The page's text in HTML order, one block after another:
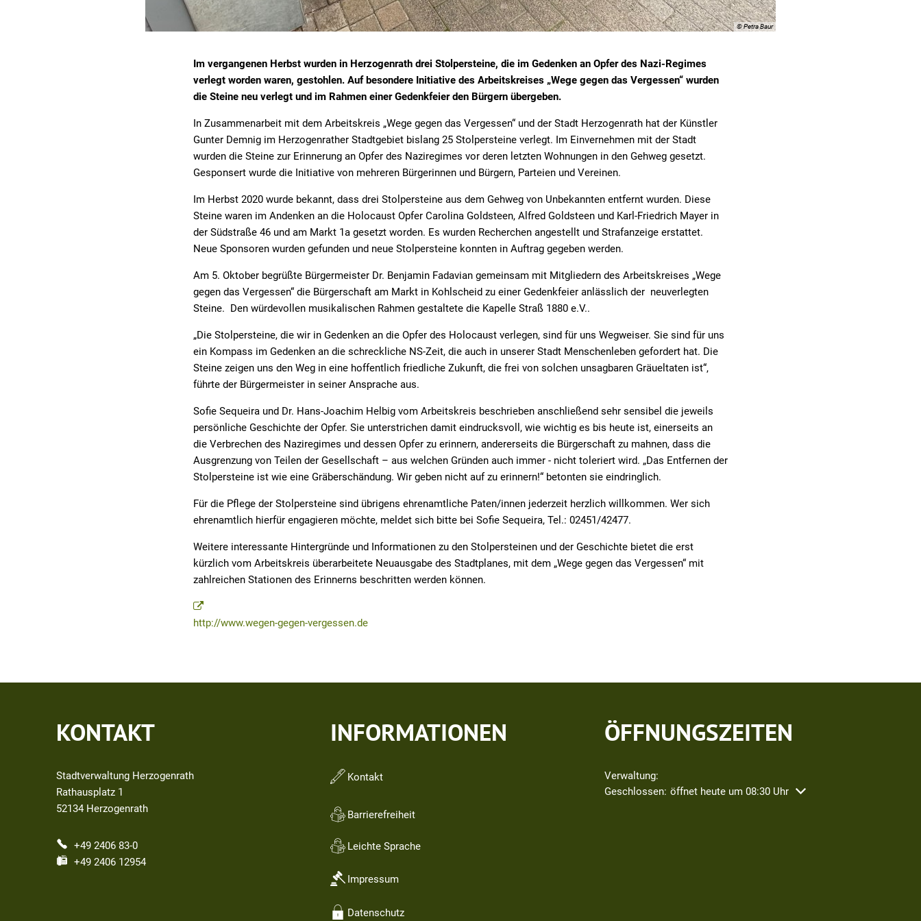
© Petra Baur
Im vergangenen Herbst wurden in Herzogenrath drei Stolpersteine, die im Gedenken an Opfer des Nazi-Regimes
verlegt worden waren, gestohlen. Auf besondere Initiative des Arbeitskreises „Wege gegen das Vergessen“ wurden
die Steine neu verlegt und im Rahmen einer Gedenkfeier den Bürgern übergeben.
In Zusammenarbeit mit dem Arbeitskreis „Wege gegen das Vergessen“ und der Stadt Herzogenrath hat der Künstler
Gunter Demnig im Herzogenrather Stadtgebiet bislang 25 Stolpersteine verlegt. Im Einvernehmen mit der Stadt
wurden die Steine zur Erinnerung an Opfer des Naziregimes vor deren letzten Wohnungen in den Gehweg gesetzt.
Gesponsert wurde die Initiative von mehreren Bürgerinnen und Bürgern, Parteien und Vereinen.
Im Herbst 2020 wurde bekannt, dass drei Stolpersteine aus dem Gehweg von Unbekannten entfernt wurden. Diese
Steine waren im Andenken an die Holocaust Opfer Carolina Goldsteen, Alfred Goldsteen und Karl-Friedrich Mayer in
der Südstraße 46 und am Markt 1a gesetzt worden. Es wurden Recherchen angestellt und Strafanzeige erstattet.
Neue Sponsoren wurden gefunden und neue Stolpersteine konnten in Auftrag gegeben werden.
Am 5. Oktober begrüßte Bürgermeister Dr. Benjamin Fadavian gemeinsam mit Mitgliedern des Arbeitskreises „Wege
gegen das Vergessen“ die Bürgerschaft am Markt in Kohlscheid zu einer Gedenkfeier anlässlich der neuverlegten
Steine. Den würdevollen musikalischen Rahmen gestaltete die Kapelle Straß 1880 e.V..
„Die Stolpersteine, die wir in Gedenken an die Opfer des Holocaust verlegen, sind für uns Wegweiser. Sie sind für uns
ein Kompass im Gedenken an die schreckliche NS-Zeit, die auch in unserer Stadt Menschenleben gefordert hat. Die
Steine zeigen uns den Weg in eine hoffentlich friedliche Zukunft, die frei von solchen unsagbaren Gräueltaten ist“,
führte der Bürgermeister in seiner Ansprache aus.
Sofie Sequeira und Dr. Hans-Joachim Helbig vom Arbeitskreis beschrieben anschließend sehr sensibel die jeweils
persönliche Geschichte der Opfer. Sie unterstrichen damit eindrucksvoll, wie wichtig es bis heute ist, einerseits an
die Verbrechen des Naziregimes und dessen Opfer zu erinnern, andererseits die Bürgerschaft zu mahnen, dass die
Ausgrenzung von Teilen der Gesellschaft – aus welchen Gründen auch immer - nicht toleriert wird. „Das Entfernen der
Stolpersteine ist wie eine Gräberschändung. Wir geben nicht auf zu erinnern!“ betonten sie eindringlich.
Für die Pflege der Stolpersteine sind übrigens ehrenamtliche Paten/innen jederzeit herzlich willkommen. Wer sich
ehrenamtlich hierfür engagieren möchte, meldet sich bitte bei Sofie Sequeira, Tel.: 02451/42477.
Weitere interessante Hintergründe und Informationen zu den Stolpersteinen und der Geschichte bietet die erst
kürzlich vom Arbeitskreis überarbeitete Neuausgabe des Stadtplanes, mit dem „Wege gegen das Vergessen“ mit
zahlreichen Stationen des Erinnerns beschritten werden können.
http://www.wegen-gegen-vergessen.de
KONTAKT
Stadtverwaltung Herzogenrath
Rathausplatz 1
52134 Herzogenrath
+49 2406 83-0
+49 2406 12954
INFORMATIONEN
Kontakt
Barrierefreiheit
Leichte Sprache
Impressum
Datenschutz
ÖFFNUNGSZEITEN
Verwaltung:
Klicken, um weitere Öffnungs- oder Schließzeiten auszublenden
Geschlossen: öffnet heute um 08:30 Uhr